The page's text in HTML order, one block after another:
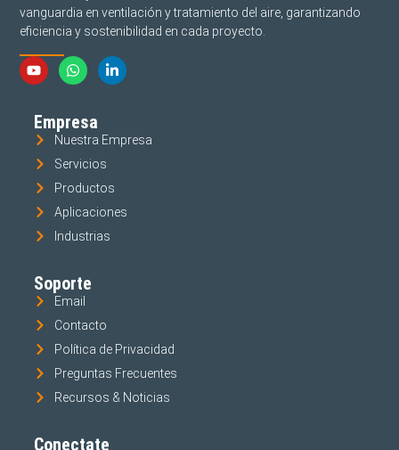
vanguardia en ventilación y tratamiento del aire, garantizando
eficiencia y sostenibilidad en cada proyecto.
Empresa
Nuestra Empresa
Servicios
Productos
Aplicaciones
Industrias
Soporte
Email
Contacto
Política de Privacidad
Preguntas Frecuentes
Recursos & Noticias
Conectate